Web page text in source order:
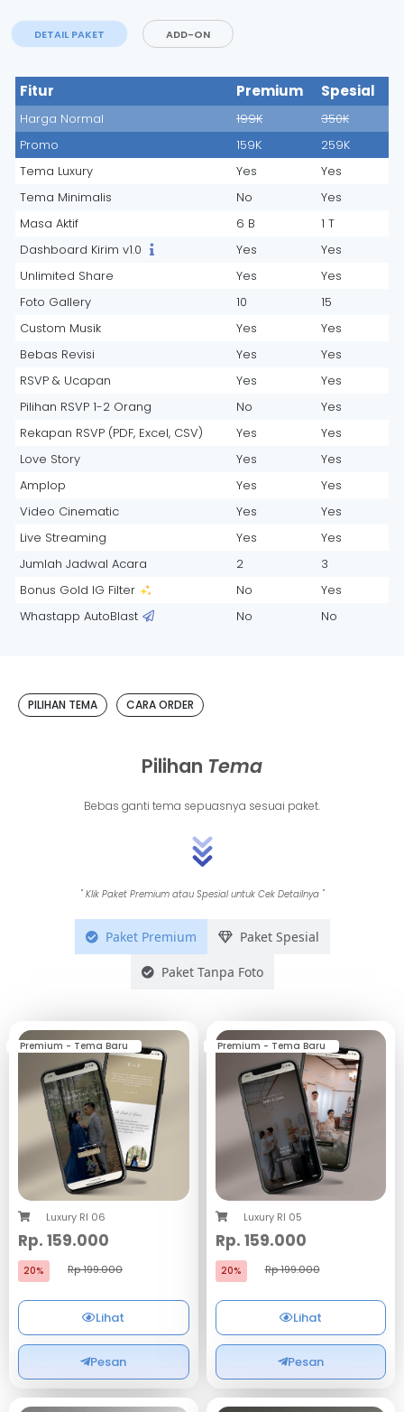
DETAIL PAKET ADD-ON
Fitur Premium Spesial
Harga Normal 199K
350K
Promo
159K
259K
Tema Luxury
Yes
Yes
Tema Minimalis
No
Yes
Masa Aktif
6 B
1 T
Dashboard Kirim v1.0
Yes
Yes
Unlimited Share
Yes
Yes
Foto Gallery
10
15
Custom Musik
Yes
Yes
Bebas Revisi
Yes
Yes
RSVP & Ucapan
Yes
Yes
Pilihan RSVP 1-2 Orang
No
Yes
Rekapan RSVP (PDF, Excel, CSV)
Yes
Yes
Love Story
Yes
Yes
Amplop
Yes
Yes
Video Cinematic
Yes
Yes
Live Streaming
Yes
Yes
Jumlah Jadwal Acara
2
3
Bonus Gold IG Filter
No
Yes
Whastapp AutoBlast
No No
PILIHAN TEMA CARA ORDER
Pilihan Tema
Bebas ganti tema sepuasnya sesuai paket.
" Klik Paket Premium atau Spesial untuk Cek Detailnya "
Paket Premium Paket Spesial
Paket Tanpa Foto
Luxury RI 06
Rp. 159.000
20% Rp 199.000
Premium - Tema Baru
Lihat
Pesan
Luxury RI 05
Rp. 159.000
20% Rp 199.000
Premium - Tema Baru
Lihat
Pesan